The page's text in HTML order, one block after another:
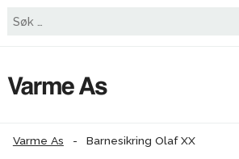
Varme As - Barnesikring Olaf XX